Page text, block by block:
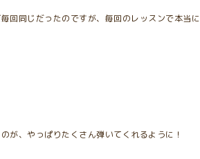
回同じだったのですが、毎回のレッスンで本当に
が、やっぱりたくさん弾いてくれるように！